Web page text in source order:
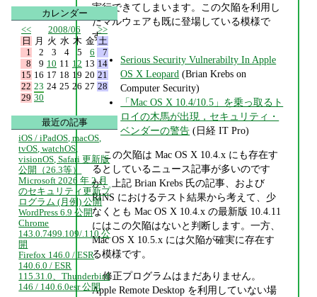
実行できてしまいます。この欠陥を利用し
たマルウェアも既に登場している模様で
す。
Serious Security Vulnerabilty In Apple
OS X Leopard (Brian Krebs on
Computer Security)
「Mac OS X 10.4/10.5」を乗っ取るト
ロイの木馬が出現，セキュリティ・
ベンダーの警告 (日経 IT Pro)
この欠陥は Mac OS X 10.4.x にも存在す
るとしているニュース記事が多いのです
が、上記 Brian Krebs 氏の記事、および
RINS におけるテスト結果から考えて、少
なくとも Mac OS X 10.4.x の最新版 10.4.11
にはこの欠陥はないと判断します。一方、
Mac OS X 10.5.x には欠陥が確実に存在す
る模様です。
修正プログラムはまだありません。
Apple Remote Desktop を利用していない場
カレンダー
<<
2008/06
>>
日
月 火 水 木 金 土
1
2 3 4 5 6
7
8
9 10 11 12 13 14
15 16 17 18 19 20 21
22 23 24 25 26 27 28
29 30
最近の記事
iOS / iPadOS, macOS,
tvOS, watchOS,
visionOS, Safari 更新版
公開（26.3等）
Microsoft 2026 年 2 月
のセキュリティ更新プ
ログラム (月例) 公開
WordPress 6.9 公開
Chrome
143.0.7499.109/.110 公
開
Firefox 146.0 / ESR
140.6.0 / ESR
115.31.0、Thunderbird
146 / 140.6.0esr 公開